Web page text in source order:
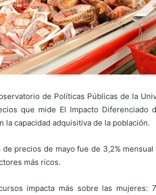
de Políticas Públicas de la
que mide El Impacto Diferenciado
capacidad adquisitiva de la población.
precios de mayo fue de 3,2%
más ricos.
impacta más sobre las mujeres: